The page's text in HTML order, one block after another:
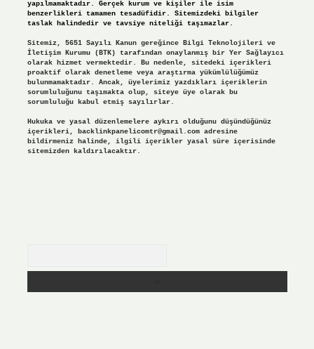
yapılmamaktadır. Gerçek kurum ve kişiler ile isim
benzerlikleri tamamen tesadüfidir. Sitemizdeki bilgiler
taslak halindedir ve tavsiye niteliği taşımazlar.
Sitemiz, 5651 Sayılı Kanun gereğince Bilgi Teknolojileri ve
İletişim Kurumu (BTK) tarafından onaylanmış bir Yer Sağlayıcı
olarak hizmet vermektedir. Bu nedenle, sitedeki içerikleri
proaktif olarak denetleme veya araştırma yükümlülüğümüz
bulunmamaktadır. Ancak, üyelerimiz yazdıkları içeriklerin
sorumluluğunu taşımakta olup, siteye üye olarak bu
sorumluluğu kabul etmiş sayılırlar.
Hukuka ve yasal düzenlemelere aykırı olduğunu düşündüğünüz
içerikleri, backlinkpanelicomtr@gmail.comadresine
bildirmeniz halinde, ilgili içerikler yasal süre içerisinde
sitemizden kaldırılacaktır.